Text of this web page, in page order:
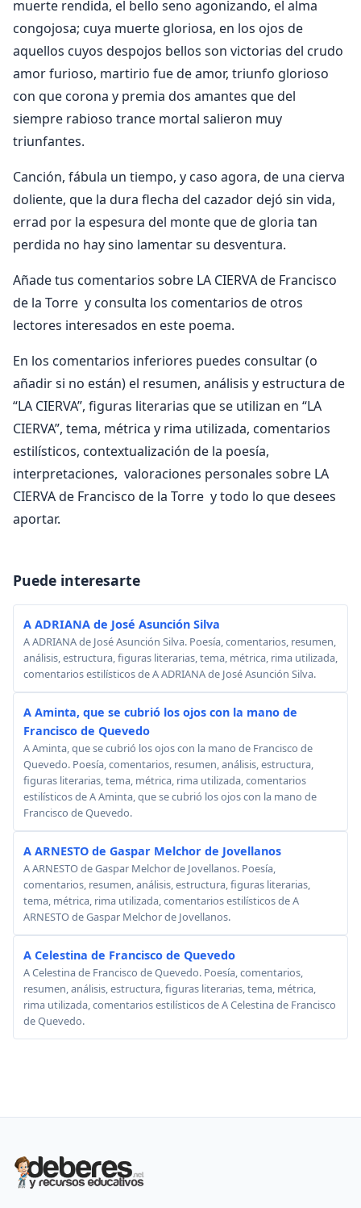
muerte rendida, el bello seno agonizando, el alma
congojosa; cuya muerte gloriosa, en los ojos de
aquellos cuyos despojos bellos son victorias del crudo
amor furioso, martirio fue de amor, triunfo glorioso
con que corona y premia dos amantes que del
siempre rabioso trance mortal salieron muy
triunfantes.
Canción, fábula un tiempo, y caso agora, de una cierva
doliente, que la dura flecha del cazador dejó sin vida,
errad por la espesura del monte que de gloria tan
perdida no hay sino lamentar su desventura.
Añade tus comentarios sobre LA CIERVA de Francisco
de la Torre y consulta los comentarios de otros
lectores interesados en este poema.
En los comentarios inferiores puedes consultar (o
añadir si no están) el resumen, análisis y estructura de
“LA CIERVA”, figuras literarias que se utilizan en “LA
CIERVA”, tema, métrica y rima utilizada, comentarios
estilísticos, contextualización de la poesía,
interpretaciones, valoraciones personales sobre LA
CIERVA de Francisco de la Torre y todo lo que desees
aportar.
Puede interesarte
A ADRIANA de José Asunción Silva
A ADRIANA de José Asunción Silva. Poesía, comentarios, resumen,
análisis, estructura, figuras literarias, tema, métrica, rima utilizada,
comentarios estilísticos de A ADRIANA de José Asunción Silva.
A Aminta, que se cubrió los ojos con la mano de
Francisco de Quevedo
A Aminta, que se cubrió los ojos con la mano de Francisco de
Quevedo. Poesía, comentarios, resumen, análisis, estructura,
figuras literarias, tema, métrica, rima utilizada, comentarios
estilísticos de A Aminta, que se cubrió los ojos con la mano de
Francisco de Quevedo.
A ARNESTO de Gaspar Melchor de Jovellanos
A ARNESTO de Gaspar Melchor de Jovellanos. Poesía,
comentarios, resumen, análisis, estructura, figuras literarias,
tema, métrica, rima utilizada, comentarios estilísticos de A
ARNESTO de Gaspar Melchor de Jovellanos.
A Celestina de Francisco de Quevedo
A Celestina de Francisco de Quevedo. Poesía, comentarios,
resumen, análisis, estructura, figuras literarias, tema, métrica,
rima utilizada, comentarios estilísticos de A Celestina de Francisco
de Quevedo.